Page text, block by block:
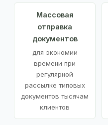
Массовая
отправка
документов
для экономии
времени при
регулярной
рассылке типовых
документов тысячам
клиентов